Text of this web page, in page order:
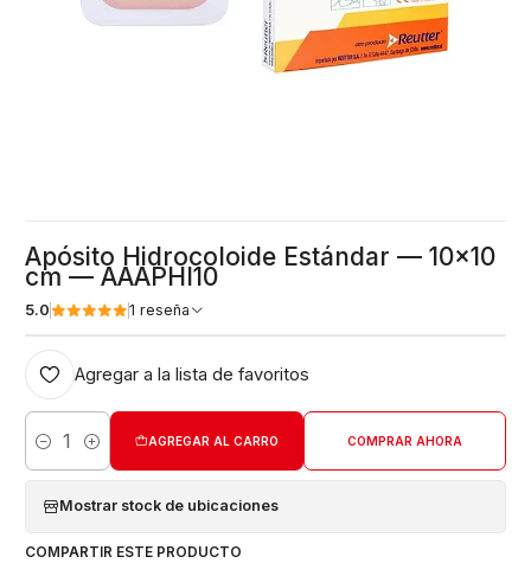
Apósito Hidrocoloide Estándar — 10x10
cm — AAAPHI10
5.0 1 reseña
Agregar a la lista de favoritos
Cantidad
AGREGAR AL CARRO COMPRAR AHORA
Mostrar stock de ubicaciones
COMPARTIR ESTE PRODUCTO